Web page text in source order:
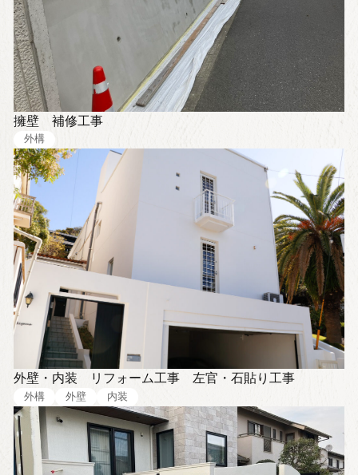
擁壁 補修工事
外構
外壁・内装 リフォーム工事 左官・石貼り工事
外構 外壁 内装